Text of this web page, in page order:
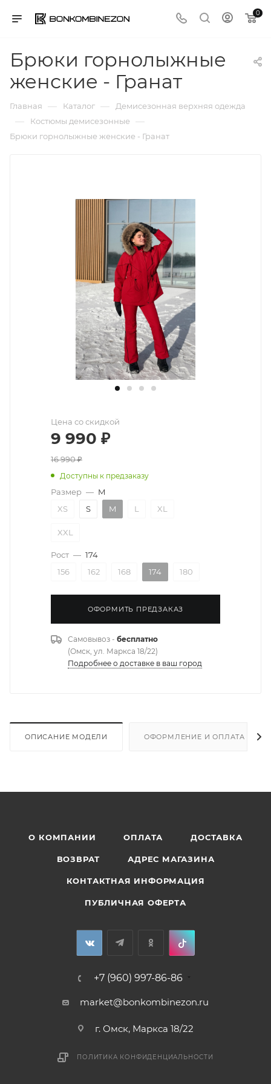
0
Брюки горнолыжные
женские - Гранат
Главная — Каталог — Демисезонная верхняя одежда
— Костюмы демисезонные —
Брюки горнолыжные женские - Гранат
Цена со скидкой
9 990 ₽
16 990₽
Доступны к предзаказу
Размер — M
XS
S M L XL
XXL
Рост — 174
156
162 168 174 180
ОФОРМИТЬ ПРЕДЗАКАЗ
Самовывоз - бесплатно
(Омск, ул. Маркса 18/22)
Подробнее о доставке в ваш город
ОПИСАНИЕ МОДЕЛИ ОФОРМЛЕНИЕ И ОПЛАТА
О КОМПАНИИ ОПЛАТА ДОСТАВКА
ВОЗВРАТ АДРЕС МАГАЗИНА
КОНТАКТНАЯ ИНФОРМАЦИЯ
ПУБЛИЧНАЯ ОФЕРТА
+7 (960) 997-86-86
market@bonkombinezon.ru
г. Омск, Маркса 18/22
ПОЛИТИКА КОНФИДЕНЦИАЛЬНОСТИ